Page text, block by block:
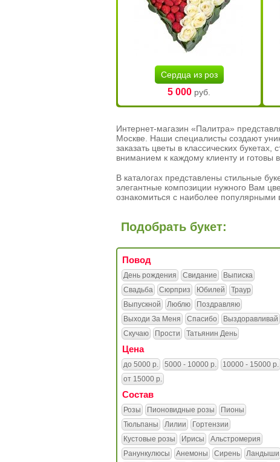
Сердца из роз
5 000 руб.
Интернет-магазин «Палитра»
Москве. Наши специалисты создают
заказать цветы в классических
вниманием к каждому клиенту и
В каталогах представлены стильные
элегантные композиции нужного Вам
ознакомиться с наиболее
Подобрать букет:
Повод
День рождения Свидание
Выписка
Свадьба
Сюрприз Юбилей
Траур
Выпускной
Люблю
Поздравляю
Выходи За Меня
Спасибо
Выздоравливай
Скучаю
Прости Татьянин День
Цена
до 5000 р. 5000 - 10000 р.
10000 - 15000 р.
от 15000 р.
Состав
Розы Пионовидные розы
Пионы
Тюльпаны
Лилии
Гортензии
Кустовые розы
Ирисы
Альстромерия
Ранункулюсы
Анемоны Сирень
Ландыши